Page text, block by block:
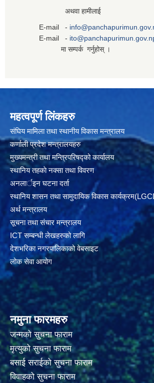
अथवा हामीलाई
E-mail -
E-mail -
मा सम्पर्क गर्नुहोस् ।
महत्वपूर्ण लिंकहरु
संघिय मामिला तथा स्थानीय विकास मन्त्रालय
कर्णाली प्रदेश मन्त्रालयहरु
मुख्यमन्त्री तथा मन्त्रिपरिषद्को कार्यालय
स्थानिय तहकाे नक्सा तथा विवरण
अनलार्इन घटना दर्ता
स्थानिय शासन तथा सामुदायिक विकास
अर्थ मन्त्रालय
सूचना तथा संचार मन्त्रालय
ICT सम्बन्धी लेखहरुको लागि
देशभरिका नगरपालिकाको वेबसाइट
लोक सेवा आयोग
नमुना फारमहरु
जन्मको सुचना फाराम
मृत्युको सुचना फाराम
बसाई सराईको सुचना फाराम
विवाहको सुचना फाराम